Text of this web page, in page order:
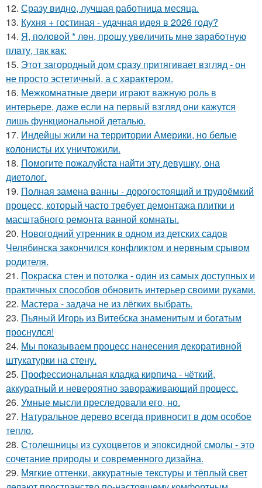
12. Сразу видно, лучшая работница месяца.
13. Кухня + гостиная - удачная идея в 2026 году?
14. Я, пoлoвoй * лeн, прoшу увeличить мнe зaрaбoтную
плaту, тaк кaк:
15. Этот загородный дом сразу притягивает взгляд - он
не просто эстетичный, а с характером.
16. Межкомнатные двери играют важную роль в
интерьере, даже если на первый взгляд они кажутся
лишь функциональной деталью.
17. Индейцы жили на территории Америки, но белые
колонисты их уничтожили.
18. Помогите пожалуйста найти эту девушку, она
диетолог.
19. Полная замена ванны - дорогостоящий и трудоёмкий
процесс, который часто требует демонтажа плитки и
масштабного ремонта ванной комнаты.
20. Новогодний утренник в одном из детских садов
Челябинска закончился конфликтом и нервным срывом
родителя.
21. Покраска стен и потолка - один из самых доступных и
практичных способов обновить интерьер своими руками.
22. Мастера - задача не из лёгких выбрать.
23. Пьяный Игорь из Витебска знаменитым и богатым
проснулся!
24. Мы показываем процесс нанесения декоративной
штукатурки на стену.
25. Профессиональная кладка кирпича - чёткий,
аккуратный и невероятно завораживающий процесс.
26. Умные мысли преследовали его, но.
27. Натуральное дерево всегда привносит в дом особое
тепло.
28. Столешницы из сухоцветов и эпоксидной смолы - это
сочетание природы и современного дизайна.
29. Мягкие оттенки, аккуратные текстуры и тёплый свет